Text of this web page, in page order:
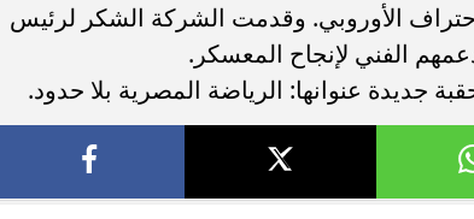
الأوروبي. وقدمت الشركة الشكر لرئيس
الفني لإنجاح المعسكر.
جديدة عنوانها: الرياضة المصرية بلا حدود.